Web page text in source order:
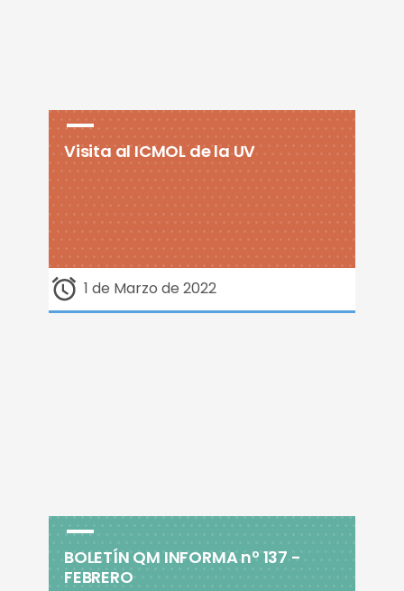
Visita al ICMOL de la UV
1 de Marzo de 2022
BOLETÍN QM INFORMA nº 137 -
FEBRERO